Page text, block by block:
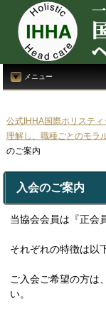
メニュー
公式IHHA国際ホリステ
理解し、職種ごとのモラ
のご案内
入会のご案内
当協会会員は『正会
それぞれの特徴は以
ご入会ご希望の方は
い。